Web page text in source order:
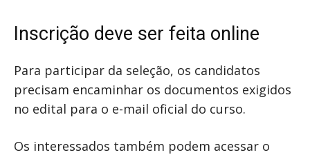
Inscrição deve ser feita online
Para participar da seleção, os candidatos
precisam encaminhar os documentos exigidos
no edital para o e-mail oficial do curso.
Os interessados também podem acessar o